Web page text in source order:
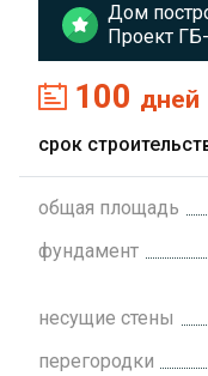
100 дней
срок
Дом
Проект
общая площадь
фундамент
несущие стены
перегородки